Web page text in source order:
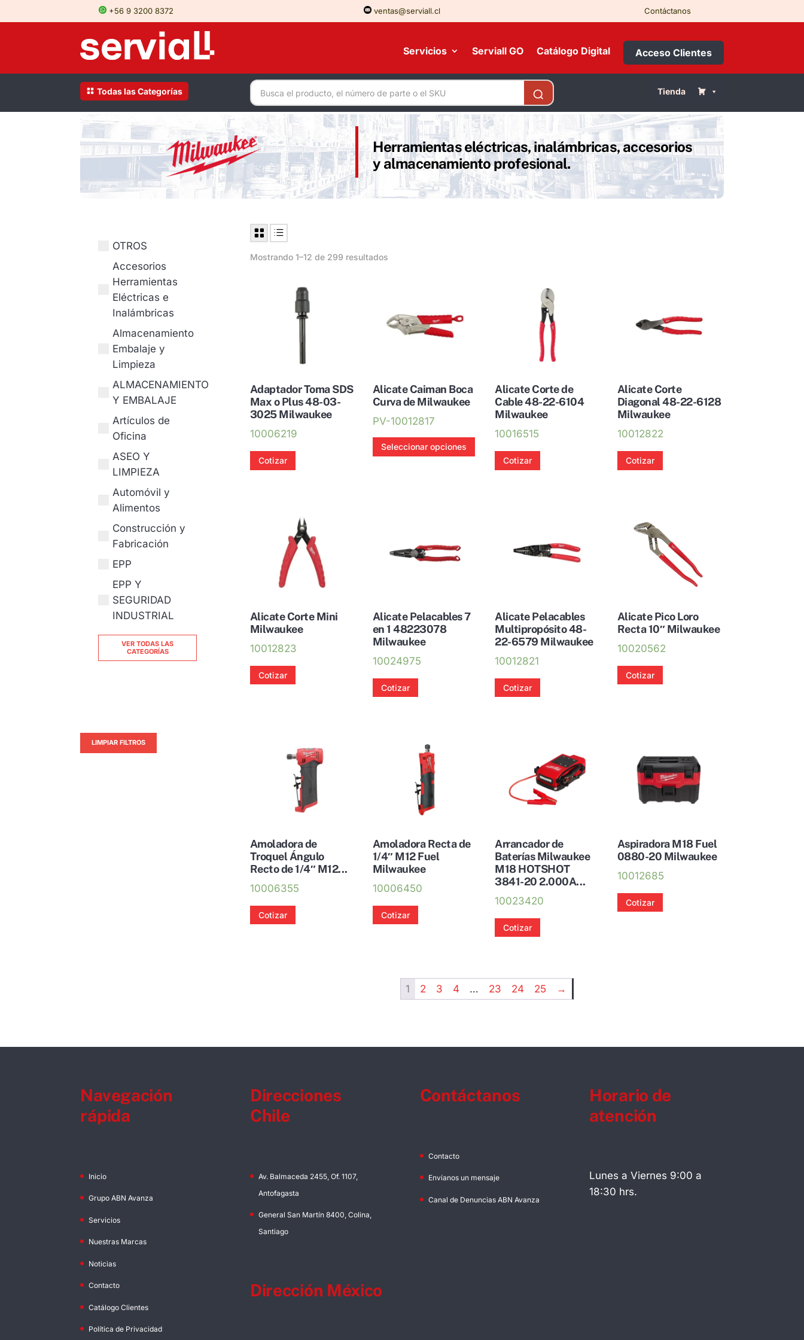
+56 9 3200 8372 ventas@serviall.cl Contáctanos
Servicios Serviall GO Catálogo Digital Acceso Clientes
Todas las Categorías Tienda
Herramientas eléctricas, inalámbricas, accesorios
y almacenamiento profesional.
OTROS
Accesorios
Herramientas
Eléctricas e
Inalámbricas
Almacenamiento
Embalaje y
Limpieza
ALMACENAMIENTO
Y EMBALAJE
Artículos de
Oficina
ASEO Y
LIMPIEZA
Automóvil y
Alimentos
Construcción y
Fabricación
EPP
EPP Y
SEGURIDAD
INDUSTRIAL
VER TODAS LAS
CATEGORÍAS
LIMPIAR FILTROS
Mostrando 1–12 de 299 resultados
Adaptador Toma SDS
Max o Plus 48-03-
3025 Milwaukee
10006219
Cotizar
Alicate Caiman Boca
Curva de Milwaukee
PV-10012817
Seleccionar opciones
Este
producto
tiene
página
producto
Alicate Corte de
Cable 48-22-6104
Milwaukee
10016515
Cotizar
Alicate Corte
Diagonal 48-22-6128
Milwaukee
10012822
Cotizar
Alicate Corte Mini
Milwaukee
10012823
Cotizar
Alicate Pelacables 7
en 1 48223078
Milwaukee
10024975
Cotizar
Alicate Pelacables
Multipropósito 48-
22-6579 Milwaukee
10012821
Cotizar
Alicate Pico Loro
Recta 10″ Milwaukee
10020562
Cotizar
Amoladora de
Troquel Ángulo
Recto de 1/4″ M12...
10006355
Cotizar
Amoladora Recta de
1/4″ M12 Fuel
Milwaukee
10006450
Cotizar
Arrancador de
Baterías Milwaukee
M18 HOTSHOT
3841-20 2.000A...
10023420
Cotizar
Aspiradora M18 Fuel
0880-20 Milwaukee
10012685
Cotizar
1 2 3 4 … 23 24 25 →
Navegación
rápida
Inicio
Grupo ABN Avanza
Servicios
Nuestras Marcas
Noticias
Contacto
Catálogo Clientes
Política de Privacidad
Direcciones
Chile
Av. Balmaceda 2455, Of. 1107,
Antofagasta
General San Martín 8400, Colina,
Santiago
Dirección México
Contáctanos
Contacto
Envíanos un mensaje
Canal de Denuncias ABN Avanza
Horario de
atención
Lunes a Viernes 9:00 a
18:30 hrs.